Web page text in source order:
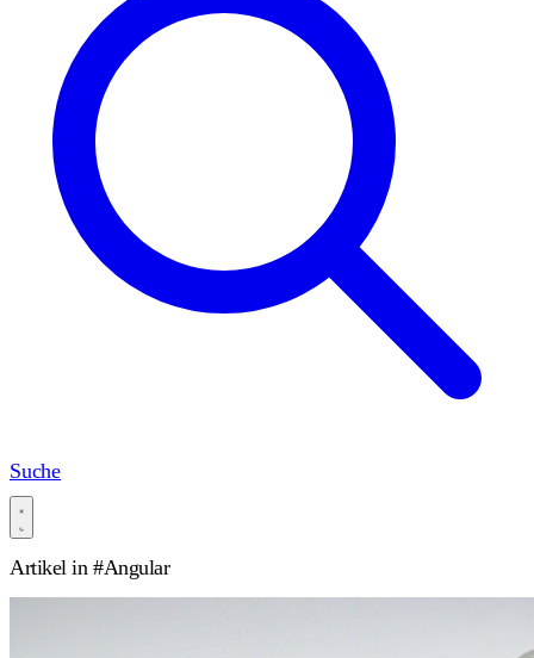
Suche
Artikel in#Angular